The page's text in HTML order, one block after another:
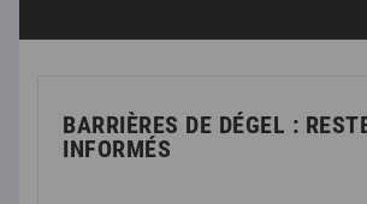
BARRIÈRES DE DÉGEL :
INFORMÉS